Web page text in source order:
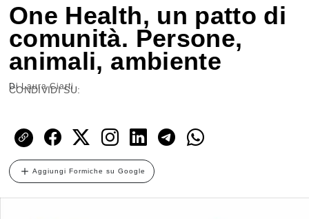
One Health, un patto di
comunità. Persone,
animali, ambiente
DiLaura Ciarti
CONDIVIDI SU:
Aggiungi Formiche su Google